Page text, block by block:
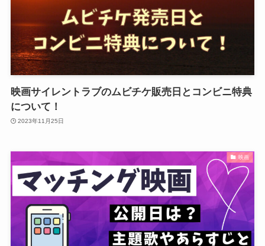
映画サイレントラブのムビチケ販売日とコンビニ特典
について！
2023年11月25日
映画